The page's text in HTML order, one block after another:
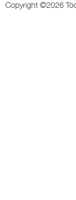
Copyright ©2026